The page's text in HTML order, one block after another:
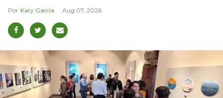
Kary García Aug 07, 2026